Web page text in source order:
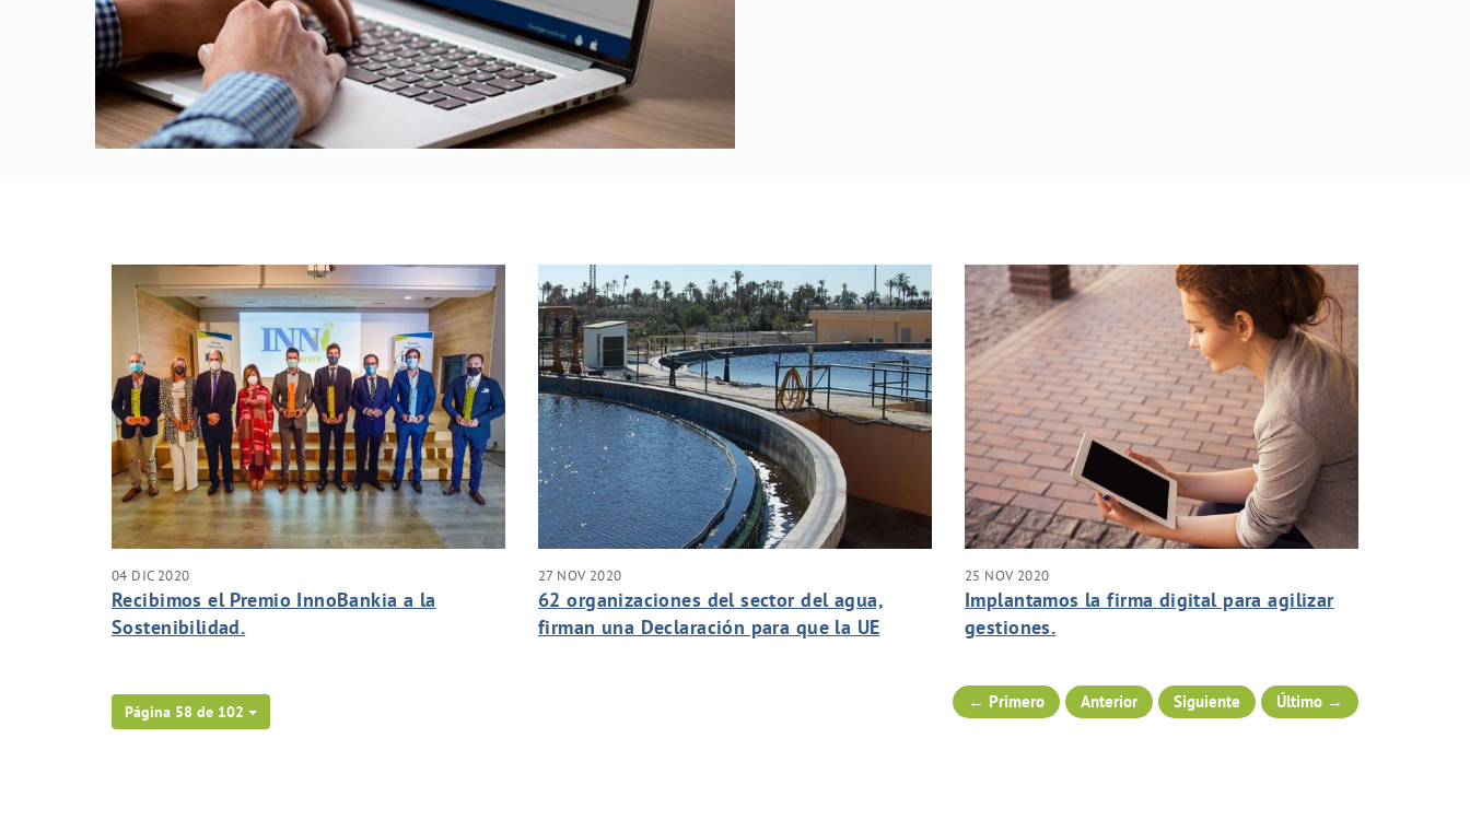
04 DIC 2020
Recibimos el Premio InnoBankia a la
Sostenibilidad.
27 NOV 2020
62 organizaciones del sector del agua,
firman una Declaración para que la UE
25 NOV 2020
Implantamos la firma digital para agilizar
gestiones.
Página 58 de 102
← Primero Anterior Siguiente Último →